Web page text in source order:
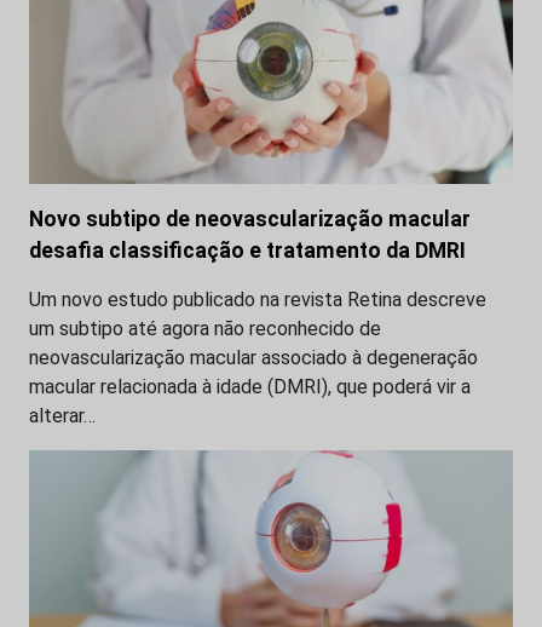
Novo subtipo de neovascularização macular
desafia classificação e tratamento da DMRI
Um novo estudo publicado na revista Retina descreve
um subtipo até agora não reconhecido de
neovascularização macular associado à degeneração
macular relacionada à idade (DMRI), que poderá vir a
alterar…